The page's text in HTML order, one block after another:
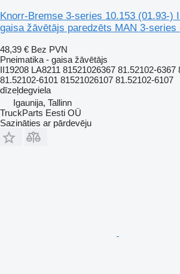
Knorr-Bremse 3-series 10.153 (01.93-)
gaisa žāvētājs paredzēts MAN 3-series
48,39 € Bez PVN
Pneimatika - gaisa žāvētājs
II19208 LA8211 81521026367 81.52102-6367
81.52102-6101 81521026107 81.52102-6107
dīzeļdegviela
Igaunija, Tallinn
TruckParts Eesti OÜ
Sazināties ar pārdevēju